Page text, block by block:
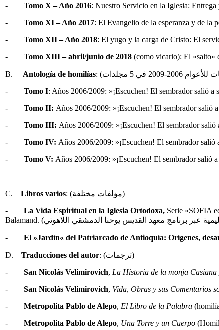
- Tomo X – Año 2016: Nuestro Servicio en la Iglesia:
- Tomo XI – Año 2017: El Evangelio de la esperanza y de la
- Tomo XII – Año 2018: El yugo y la carga de Cristo: El
- Tomo XIII – abril/junio de 2018 (como vicario): El »salto«
B. Antología de homilías
- Tomo I: Años 2006/2009: »¡Escuchen! El sembrador salió
- Tomo II: Años 2006/2009: »¡Escuchen! El sembrador salió
- Tomo III: Años 2006/2009: »¡Escuchen! El sembrador
- Tomo IV: Años 2006/2009: »¡Escuchen! El sembrador
- Tomo V: Años 2006/2009: »¡Escuchen! El sembrador
C. Libros varios
: (مؤلفات مختلفة)
- La Vida Espiritual en la Iglesia Ortodoxa, Serie »SOFIA
- El »Jardín« del Patriarcado de Antioquía: Orígenes,
D. Traducciones del autor
: (ترجمات)
- San Nicolás Velimirovich, La Historia de la monja
- San Nicolás Velimirovich, Vida, Obras y sus Comentarios
- Metropolita Pablo de Alepo, El Libro de la Palabra
- Metropolita Pablo de Alepo, Una Torre y un Cuerpo